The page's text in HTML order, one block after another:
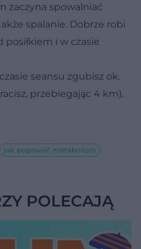
zaczyna spowalniać
spalanie. Dobrze robi
i w czasie
seansu zgubisz ok.
przebiegając 4 km).
jak poprawić metabolizm
POLECAJĄ